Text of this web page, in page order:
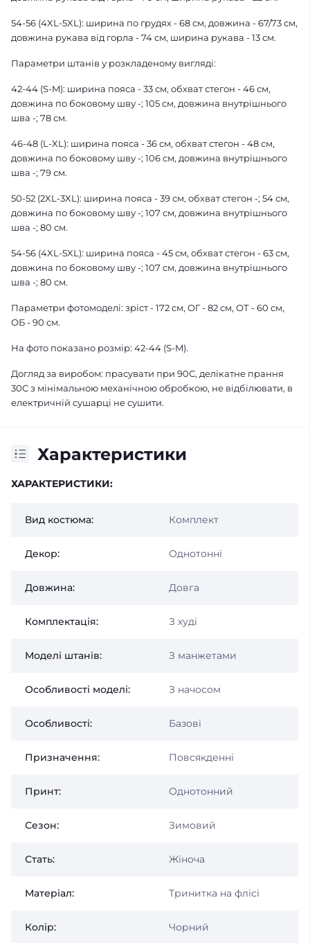
54-56 (4XL-5XL): ширина по грудях - 68 см, довжина - 67/73 см,
довжина рукава від горла - 74 см, ширина рукава - 13 см.
Параметри штанів у розкладеному вигляді:
42-44 (S-M): ширина пояса - 33 см, обхват стегон - 46 см,
довжина по боковому шву -; 105 см, довжина внутрішнього
шва -; 78 см.
46-48 (L-XL): ширина пояса - 36 см, обхват стегон - 48 см,
довжина по боковому шву -; 106 см, довжина внутрішнього
шва -; 79 см.
50-52 (2XL-3XL): ширина пояса - 39 см, обхват стегон -; 54 см,
довжина по боковому шву -; 107 см, довжина внутрішнього
шва -; 80 см.
54-56 (4XL-5XL): ширина пояса - 45 см, обхват стегон - 63 см,
довжина по боковому шву -; 107 см, довжина внутрішнього
шва -; 80 см.
Параметри фотомоделі: зріст - 172 см, ОГ - 82 см, ОТ - 60 см,
ОБ - 90 см.
На фото показано розмір: 42-44 (S-M).
Догляд за виробом: прасувати при 90С, делікатне прання
30С з мінімальною механічною обробкою, не відбілювати, в
електричній сушарці не сушити.
Характеристики
ХАРАКТЕРИСТИКИ:
Вид костюма: Комплект
Декор: Однотонні
Довжина: Довга
Комплектація: З худі
Моделі штанів: З манжетами
Особливості моделі: З начосом
Особливості: Базові
Призначення: Повсякденні
Принт: Однотонний
Сезон: Зимовий
Стать: Жіноча
Матеріал: Тринитка на флісі
Колір: Чорний